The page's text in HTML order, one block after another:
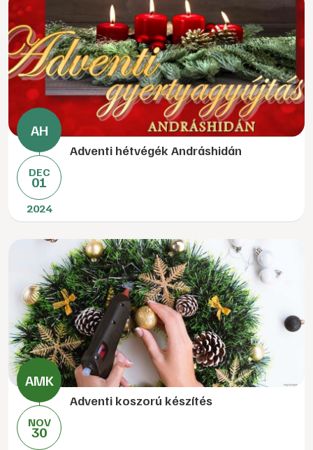
DEC
01
2024
Adventi hétvégék Andráshidán
NOV
30
Adventi koszorú készítés